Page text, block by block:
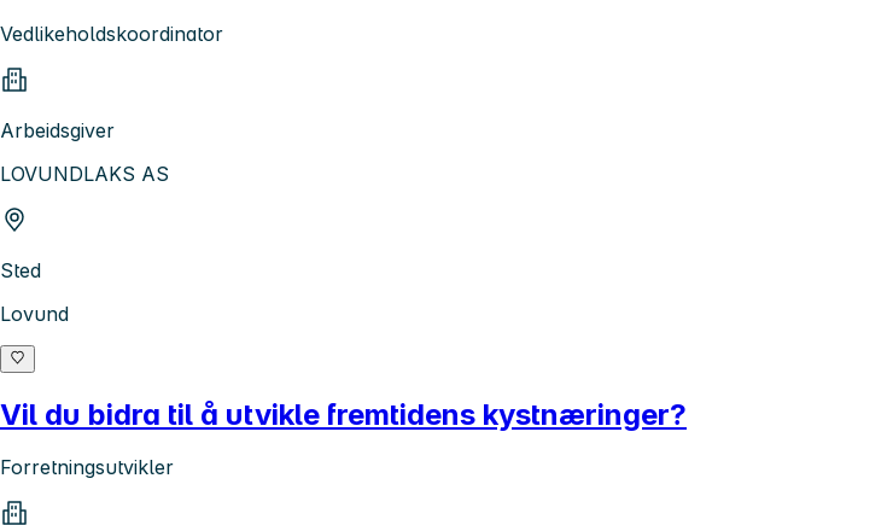
Vedlikeholdskoordinator
Arbeidsgiver
LOVUNDLAKS AS
Sted
Lovund
Vil du bidra til å utvikle fremtidens kystnæringer?
Forretningsutvikler